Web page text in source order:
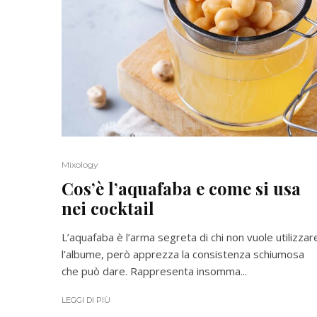
Mixology
Cos’è l’aquafaba e come si usa
nei cocktail
L’aquafaba è l’arma segreta di chi non vuole
l’albume, però apprezza la consistenza schiumosa
che può dare. Rappresenta insomma...
LEGGI DI PIÙ